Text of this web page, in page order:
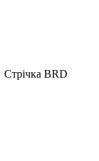
Стрічка BRD